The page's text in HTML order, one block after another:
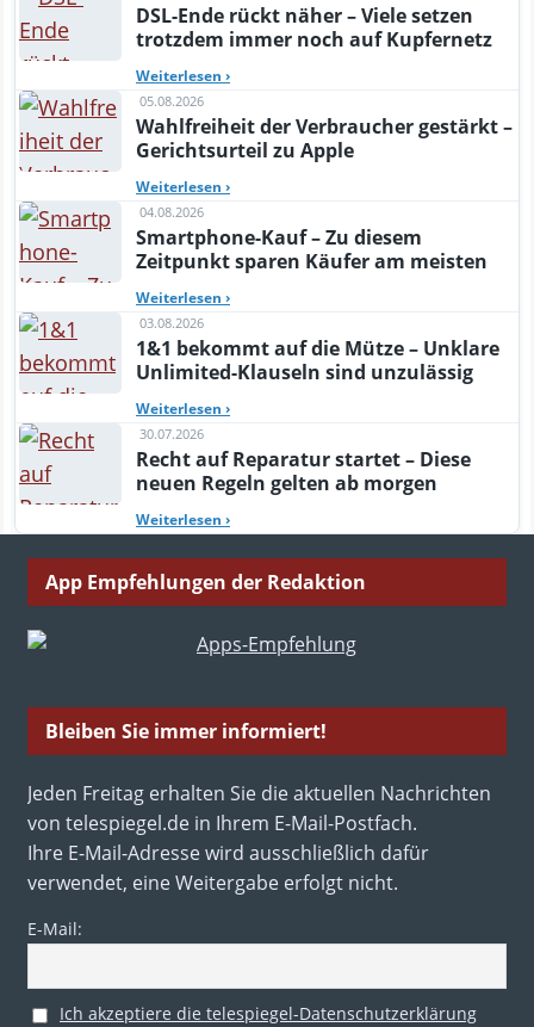
DSL-Ende rückt näher – Viele setzen
trotzdem immer noch auf Kupfernetz
Weiterlesen ›
05.08.2026
Wahlfreiheit der Verbraucher gestärkt –
Gerichtsurteil zu Apple
Weiterlesen ›
04.08.2026
Smartphone-Kauf – Zu diesem
Zeitpunkt sparen Käufer am meisten
Weiterlesen ›
03.08.2026
1&1 bekommt auf die Mütze – Unklare
Unlimited-Klauseln sind unzulässig
Weiterlesen ›
30.07.2026
Recht auf Reparatur startet – Diese
neuen Regeln gelten ab morgen
Weiterlesen ›
App Empfehlungen der Redaktion
Bleiben Sie immer informiert!
Jeden Freitag erhalten Sie die aktuellen Nachrichten
von telespiegel.de in Ihrem E-Mail-Postfach.
Ihre E-Mail-Adresse wird ausschließlich dafür
verwendet, eine Weitergabe erfolgt nicht.
E-Mail:
Ich akzeptiere die telespiegel-Datenschutzerklärung